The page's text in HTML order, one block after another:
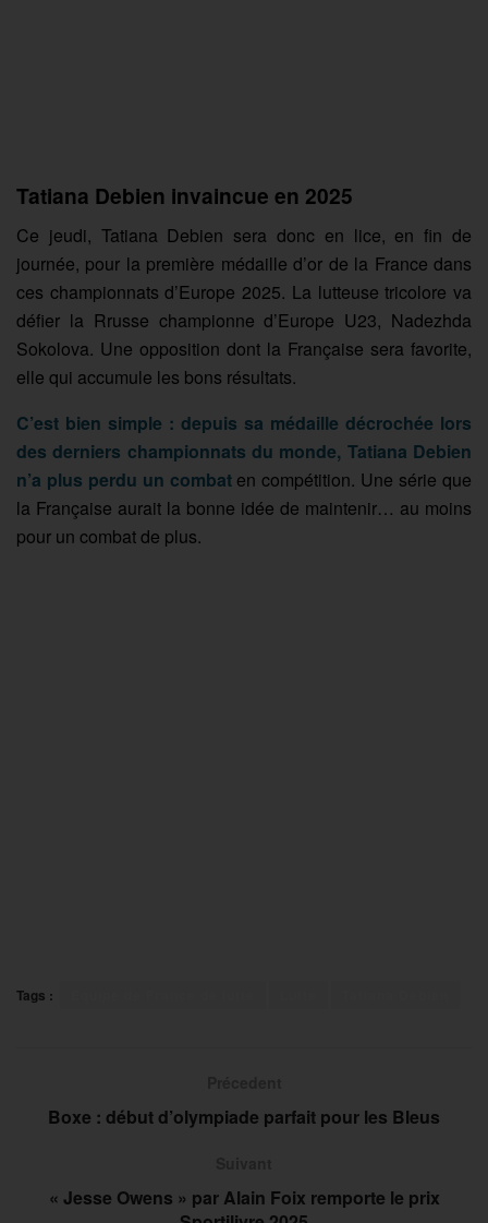
Tatiana Debien invaincue en 2025
Ce jeudi, Tatiana Debien sera donc en lice, en fin de
journée, pour la première médaille d’or de la France dans
ces championnats d’Europe 2025. La lutteuse tricolore va
défier la Rrusse championne d’Europe U23, Nadezhda
Sokolova. Une opposition dont la Française sera favorite,
elle qui accumule les bons résultats.
C’est bien simple : depuis sa médaille décrochée lors
des derniers championnats du monde, Tatiana Debien
n’a plus perdu un combaten compétition. Une série que
la Française aurait la bonne idée de maintenir… au moins
pour un combat de plus.
Tags :
Boxe : début d’olympiade parfait pour les Bleus
« Jesse Owens » par Alain Foix remporte le prix